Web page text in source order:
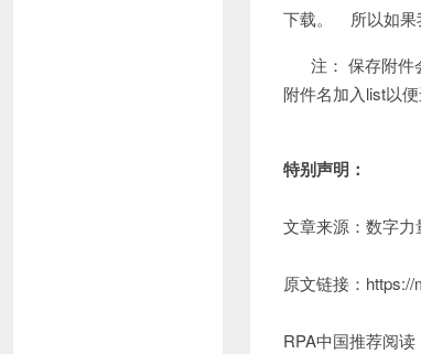
下载。 所以如果
注： 保存附件
附件名加入list以
特别声明：
文章来源：数字力
原文链接：
RPA中国推荐阅